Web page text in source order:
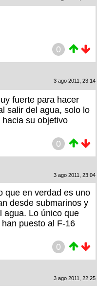
0
3 ago 2011, 23:14
fuerte para hacer
salir del agua, solo lo
su objetivo
0
3 ago 2011, 23:04
que en verdad es uno
desde submarinos y
agua. Lo único que
puesto al F-16
0
3 ago 2011, 22:25